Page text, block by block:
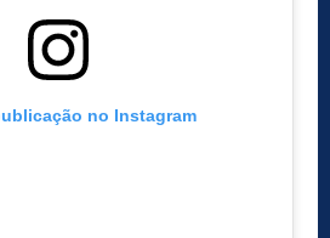
no Instagram